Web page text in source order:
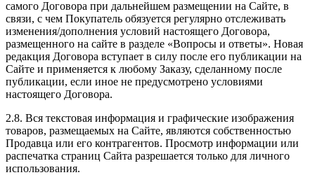
самого Договора при дальнейшем размещении на Сайте, в
связи, с чем Покупатель обязуется регулярно отслеживать
изменения/дополнения условий настоящего Договора,
размещенного на сайте в разделе «Вопросы и ответы». Новая
редакция Договора вступает в силу после его публикации на
Сайте и применяется к любому Заказу, сделанному после
публикации, если иное не предусмотрено условиями
настоящего Договора.
2.8. Вся текстовая информация и графические изображения
товаров, размещаемых на Сайте, являются собственностью
Продавца или его контрагентов. Просмотр информации или
распечатка страниц Сайта разрешается только для личного
использования.